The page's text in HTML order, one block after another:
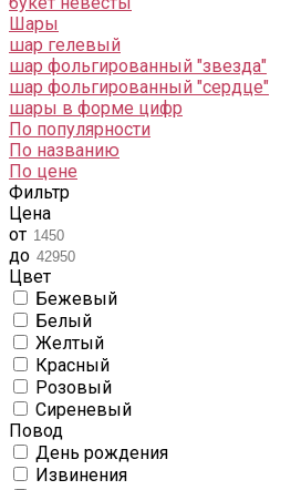
Шары
шар гелевый
шар фольгированный "звезда"
шар фольгированный "сердце"
шары в форме цифр
По популярности
По названию
По цене
Фильтр
Цена
от
до
Цвет
Бежевый
Белый
Желтый
Красный
Розовый
Сиреневый
Повод
День рождения
Извинения